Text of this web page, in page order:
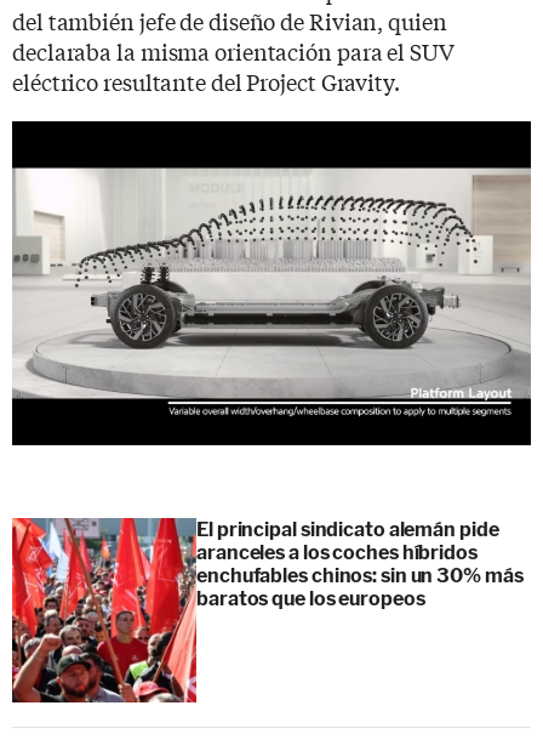
del también jefe de diseño de Rivian, quien
declaraba la misma orientación para el SUV
eléctrico resultante del Project Gravity.
El principal sindicato alemán pide
aranceles a los coches híbridos
enchufables chinos: sin un 30% más
baratos que los europeos